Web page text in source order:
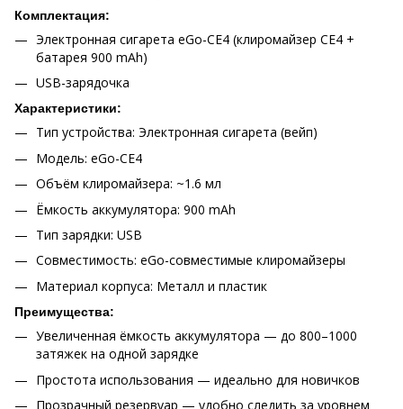
Комплектация:
Электронная сигарета eGo-CE4 (клиромайзер CE4 +
батарея 900 mAh)
USB-зарядочка
Характеристики:
Тип устройства: Электронная сигарета (вейп)
Модель: eGo-CE4
Объём клиромайзера: ~1.6 мл
Ёмкость аккумулятора: 900 mAh
Тип зарядки: USB
Совместимость: eGo-совместимые клиромайзеры
Материал корпуса: Металл и пластик
Преимущества:
Увеличенная ёмкость аккумулятора — до 800–1000
затяжек на одной зарядке
Простота использования — идеально для новичков
Прозрачный резервуар — удобно следить за уровнем